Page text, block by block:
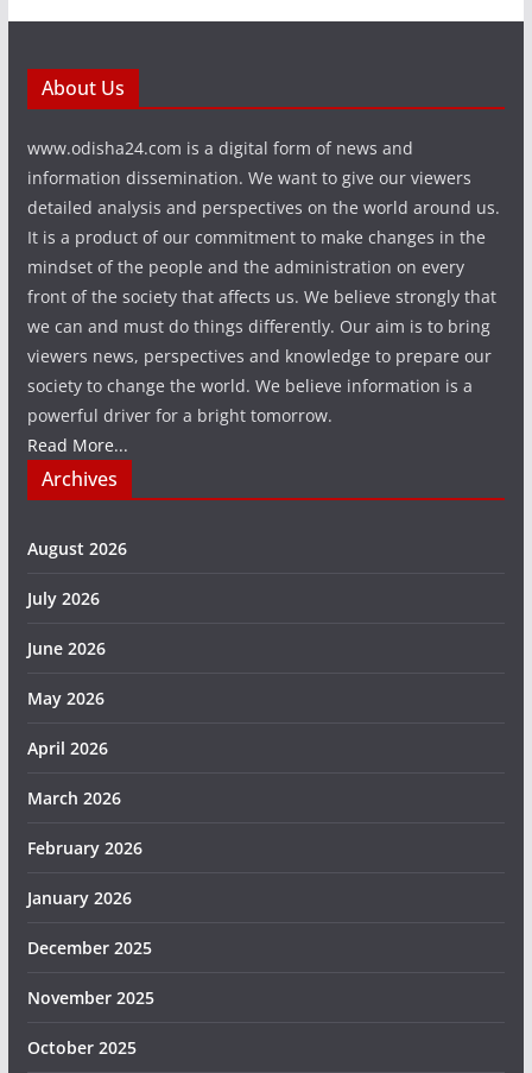
About Us
www.odisha24.com is a digital form of news and
information dissemination. We want to give our viewers
detailed analysis and perspectives on the world around us.
It is a product of our commitment to make changes in the
mindset of the people and the administration on every
front of the society that affects us. We believe strongly that
we can and must do things differently. Our aim is to bring
viewers news, perspectives and knowledge to prepare our
society to change the world. We believe information is a
powerful driver for a bright tomorrow.
Read More...
Archives
August 2026
July 2026
June 2026
May 2026
April 2026
March 2026
February 2026
January 2026
December 2025
November 2025
October 2025